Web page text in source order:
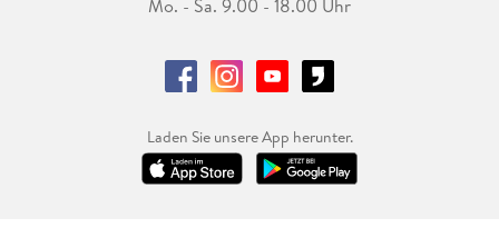
Mo. - Sa. 9.00 - 18.00 Uhr
Laden Sie unsere App herunter.